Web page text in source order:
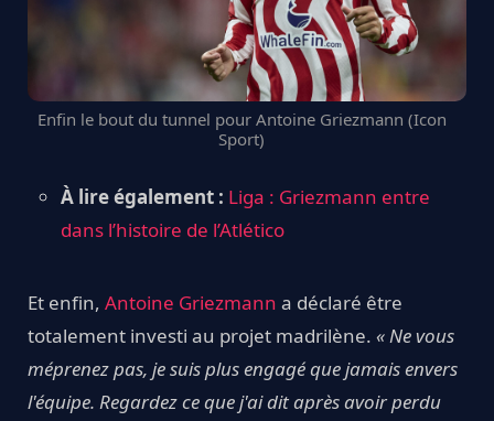
Enfin le bout du tunnel pour Antoine Griezmann (Icon
Sport)
À lire également : Liga : Griezmann entre
dans l’histoire de l’Atlético
Et enfin, Antoine Griezmann a déclaré être
totalement investi au projet madrilène. « Ne vous
méprenez pas, je suis plus engagé que jamais envers
l'équipe. Regardez ce que j'ai dit après avoir perdu